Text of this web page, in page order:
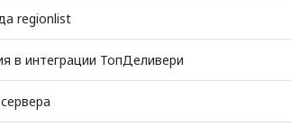
regionlist
в интеграции ТопДеливери